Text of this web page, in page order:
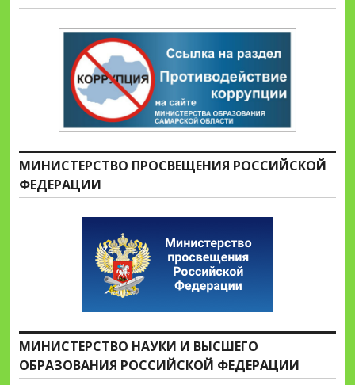
МИНИСТЕРСТВО ПРОСВЕЩЕНИЯ РОССИЙСКОЙ
ФЕДЕРАЦИИ
МИНИСТЕРСТВО НАУКИ И ВЫСШЕГО
ОБРАЗОВАНИЯ РОССИЙСКОЙ ФЕДЕРАЦИИ